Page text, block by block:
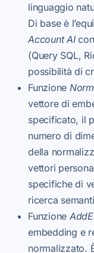
linguaggio
Di base è
Account AIcon
(Query SQL,
possibilità di
Funzione
vettore di
specificato, il
numero di
della
vettori
specifiche di
ricerca
Funzione
embedding e
normalizzato.